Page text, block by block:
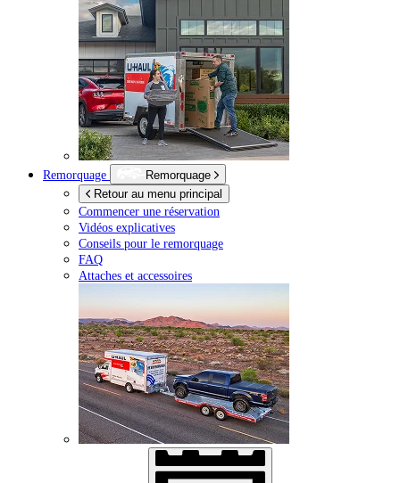
Remorquage
Remorquage
Retour au menu principal
Commencer une réservation
Vidéos explicatives
Conseils pour le remorquage
FAQ
Attaches et accessoires